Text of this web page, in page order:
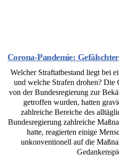
Corona-Pandemie:
Welcher Straftatbestand liegt bei
und welche Strafen drohen? Die
von der Bundesregierung zur
getroffen wurden, hatten
zahlreiche Bereiche des
Bundesregierung zahlreiche
hatte, reagierten einige
unkonventionell auf die